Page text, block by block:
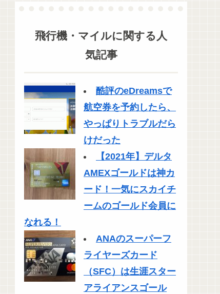
飛行機・マイルに関する人
気記事
酷評のeDreamsで
航空券を予約したら、
やっぱりトラブルだら
けだった
【2021年】デルタ
AMEXゴールドは神カ
ード！一気にスカイチ
ームのゴールド会員に
なれる！
ANAのスーパーフ
ライヤーズカード
（SFC）は生涯スター
アライアンスゴール